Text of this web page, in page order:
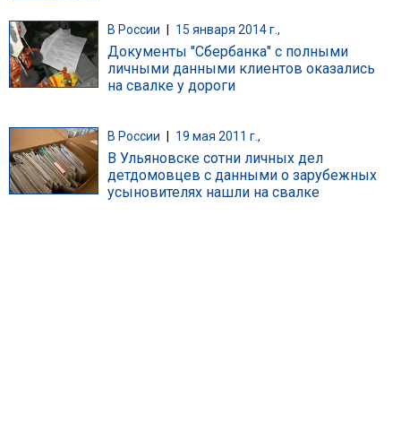
В России | 15 января 2014 г.,
Документы "Сбербанка" с полными
личными данными клиентов оказались
на свалке у дороги
В России 19 мая 2011 г.,
В Ульяновске сотни личных дел
детдомовцев с данными о зарубежных
усыновителях нашли на свалке